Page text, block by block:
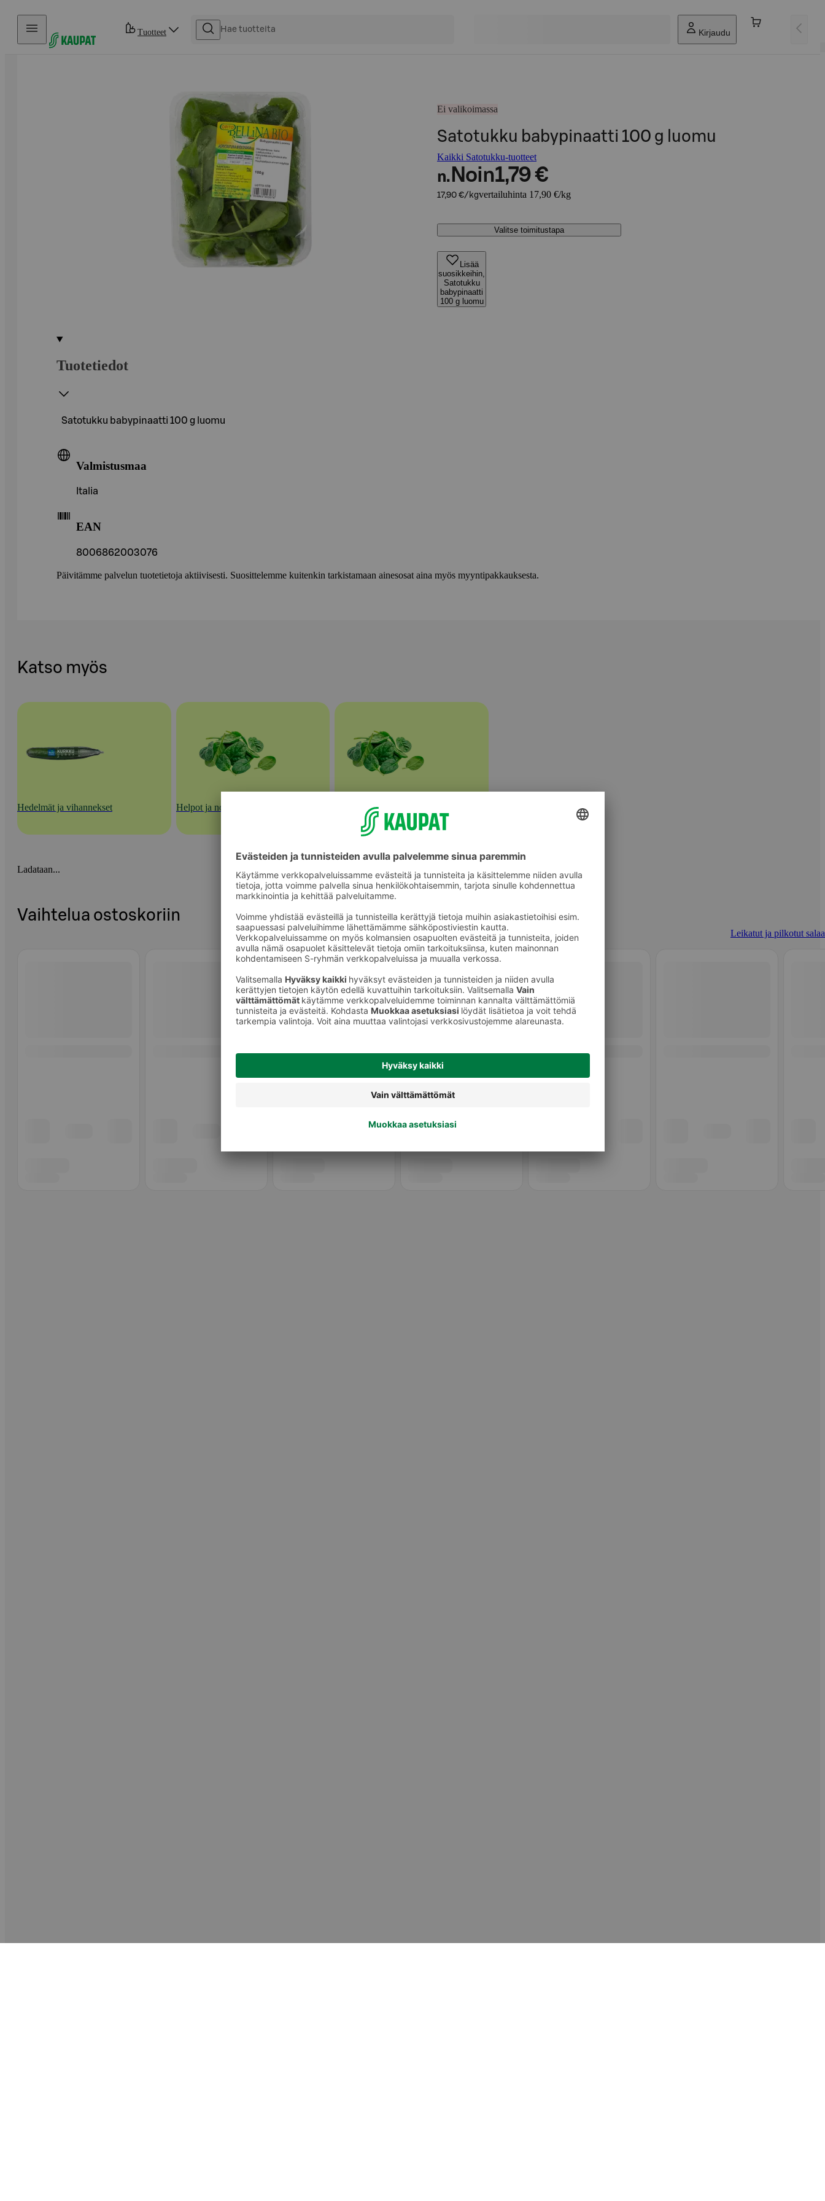
Hyppää sisältöön
Tuotteet Kirjaudu
Ei valikoimassa
Satotukku babypinaatti 100 g luomu
Kaikki Satotukku-tuotteet
n. Noin1,79 €
17,90 €/kgvertailuhinta 17,90 €/kg
Valitse toimitustapa
Lisää
suosikkeihin,
Satotukku
babypinaatti
100 g luomu
Tuotetiedot
Satotukku babypinaatti 100 g luomu
Valmistusmaa
Italia
EAN
8006862003076
Päivitämme palvelun tuotetietoja aktiivisesti. Suosittelemme kuitenkin tarkistamaan ainesosat aina myös myyntipakkauksesta.
Katso myös
Hedelmät ja vihannekset Helpot ja nopeat kasvisratkaisut Leikatut ja pilkotut salaatit
Ladataan...
Vaihtelua ostoskoriin
Leikatut ja pilkotut